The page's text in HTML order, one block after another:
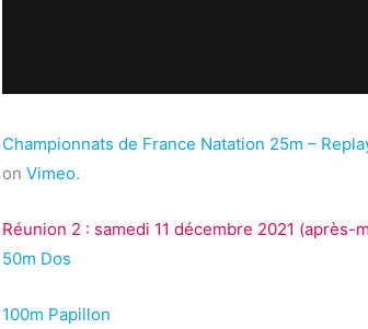
Championnats de France Natation 25m –
onVimeo.
Réunion 2 : samedi 11 décembre 2021 (après-
50m Dos
100m Papillon